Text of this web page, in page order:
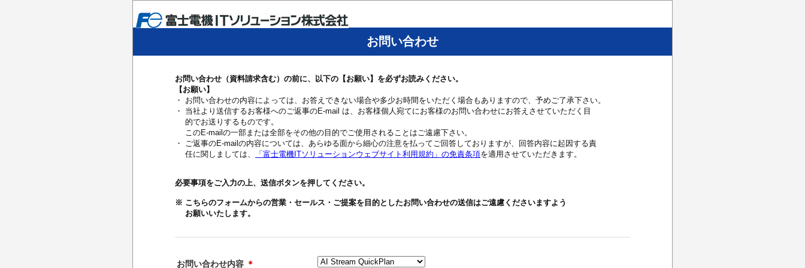
お問い合わせ
お問い合わせ（資料請求含む）の前に、以下の【お願い】を必ずお読みください。
【お願い】
・ お問い合わせの内容によっては、お答えできない場合や多少お時間をいただく場合もありますので、予めご了承下さい。
・ 当社より送信するお客様へのご返事のE-mail は、お客様個人宛てにお客様のお問い合わせにお答えさせていただく目
的でお送りするものです。
このE-mailの一部または全部をその他の目的でご使用されることはご遠慮下さい。
・ ご返事のE-mailの内容については、あらゆる面から細心の注意を払ってご回答しておりますが、回答内容に起因する責
任に関しましては、
「富士電機ITソリューションウェブサイト利用規約」の免責条項を適用させていただきます。
必要事項をご入力の上、送信ボタンを押してください。
※ こちらのフォームからの営業・セールス・ご提案を目的としたお問い合わせの送信はご遠慮くださいますよう
お願いいたします。
お問い合わせ内容 ＊